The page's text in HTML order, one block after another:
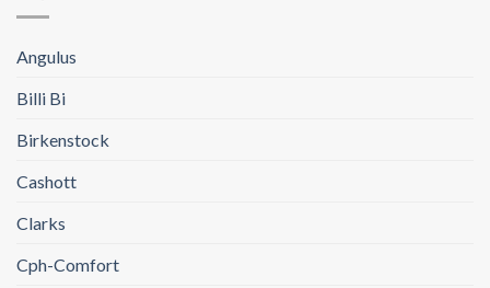
Angulus
Billi Bi
Birkenstock
Cashott
Clarks
Cph-Comfort